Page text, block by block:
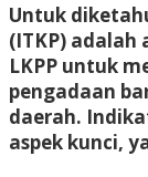
Untuk
(ITKP) adalah
LKPP untuk
pengadaan
daerah.
aspek kunci,